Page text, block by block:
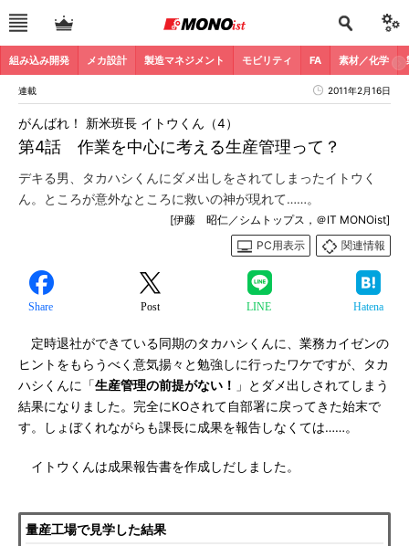
組み込み開発 メカ設計 製造マネジメント モビリティ FA 素材／化学
連載 2011年2月16日
第4話 作業を中心に考える生産管理って？
がんばれ！ 新米班長 イトウくん（4）
デキる男、タカハシくんにダメ出しをされてしまったイトウく
ん。ところが意外なところに救いの神が現れて……。
[伊藤 昭仁／シムトップス，＠IT MONOist]
PC用表示
関連情報
Share Post LINE Hatena
定時退社ができている同期のタカハシくんに、業務カイゼンの
ヒントをもらうべく意気揚々と勉強しに行ったワケですが、タカ
ハシくんに「生産管理の前提がない！
」とダメ出しされてしまう
結果になりました。完全にKOされて自部署に戻ってきた始末で
す。しょぼくれながらも課長に成果を報告しなくては……。
イトウくんは成果報告書を作成しだしました。
量産工場で見学した結果